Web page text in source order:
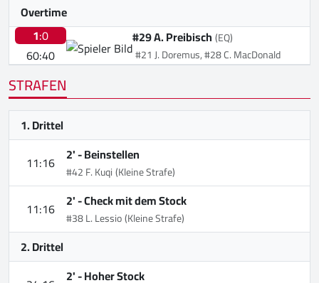
Overtime
1:0
60:40
#29 A. Preibisch(EQ)
#21 J. Doremus, #28 C. MacDonald
STRAFEN
1. Drittel
11:16 2' -Beinstellen
#42 F. Kuqi(Kleine Strafe)
11:16 2' -Check mit dem Stock
#38 L. Lessio(Kleine Strafe)
2. Drittel
2' -Hoher Stock